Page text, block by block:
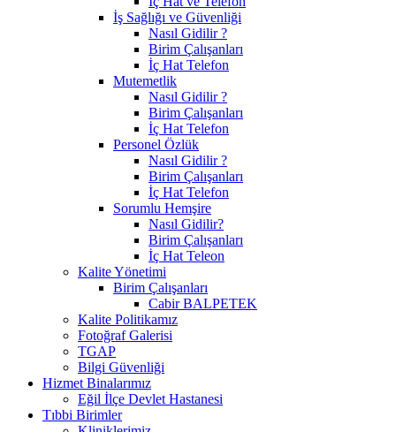
İş Sağlığı ve Güvenliği
Nasıl Gidilir ?
Birim Çalışanları
İç Hat Telefon
Mutemetlik
Nasıl Gidilir ?
Birim Çalışanları
İç Hat Telefon
Personel Özlük
Nasıl Gidilir ?
Birim Çalışanları
İç Hat Telefon
Sorumlu Hemşire
Nasıl Gidilir?
Birim Çalışanları
İç Hat Teleon
Kalite Yönetimi
Birim Çalışanları
Cabir BALPETEK
Kalite Politikamız
Fotoğraf Galerisi
TGAP
Bilgi Güvenliği
Hizmet Binalarımız
Eğil İlçe Devlet Hastanesi
Tıbbi Birimler